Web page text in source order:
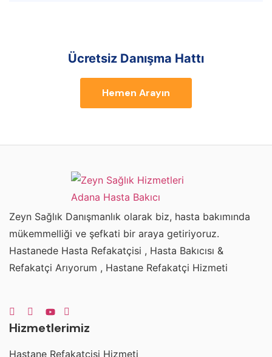
Ücretsiz Danışma Hattı
Hemen Arayın
Zeyn Sağlık Danışmanlık olarak biz, hasta bakımında
mükemmelliği ve şefkati bir araya getiriyoruz.
Hastanede Hasta Refakatçisi , Hasta Bakıcısı &
Refakatçi Arıyorum , Hastane Refakatçi Hizmeti
Hizmetlerimiz
Hastane Refakatçisi Hizmeti